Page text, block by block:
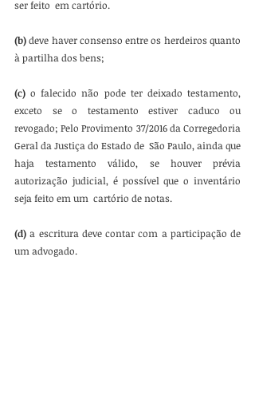
ser feito  em cartório.
(b) deve haver consenso entre os herdeiros quanto
à partilha dos bens;
(c) o falecido não pode ter deixado testamento,
exceto se o testamento estiver caduco ou
revogado; Pelo Provimento 37/2016 da Corregedoria
Geral da Justiça do Estado de  São Paulo, ainda que
haja testamento válido, se houver prévia
autorização judicial, é possível que o inventário
seja feito em um  cartório de notas.
(d) a escritura deve contar com a participação de
um advogado.